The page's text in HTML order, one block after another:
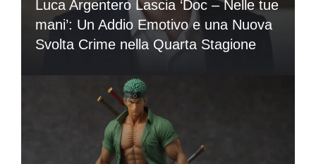
Luca Argentero Lascia ‘Doc – Nelle tue
mani’: Un Addio Emotivo e una Nuova
Svolta Crime nella Quarta Stagione